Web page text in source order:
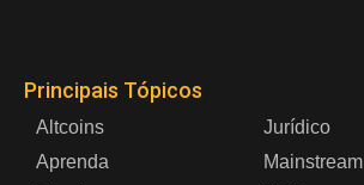
Principais Tópicos
Altcoins
Aprenda
Jurídico
Mainstream